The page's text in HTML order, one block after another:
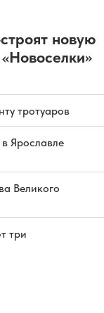
новую
тротуаров
Ярославле
Великого
три